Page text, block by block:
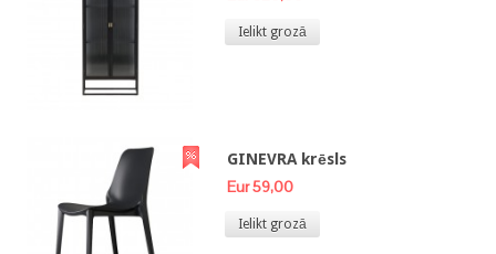
Ielikt grozā
GINEVRA krēsls
Eur 59,00
Ielikt grozā